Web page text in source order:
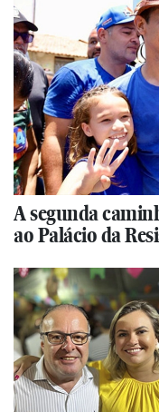
A segunda
ao Palácio da